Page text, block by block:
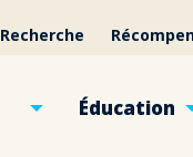
Recherche
Éducation